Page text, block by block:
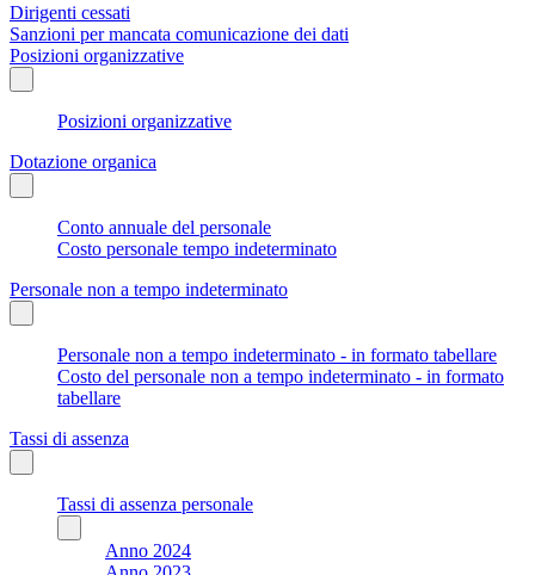
Dirigenti cessati
Sanzioni per mancata comunicazione dei dati
Posizioni organizzative
Posizioni organizzative
Dotazione organica
Conto annuale del personale
Costo personale tempo indeterminato
Personale non a tempo indeterminato
Personale non a tempo indeterminato - in formato tabellare
Costo del personale non a tempo indeterminato - in formato
tabellare
Tassi di assenza
Tassi di assenza personale
Anno 2024